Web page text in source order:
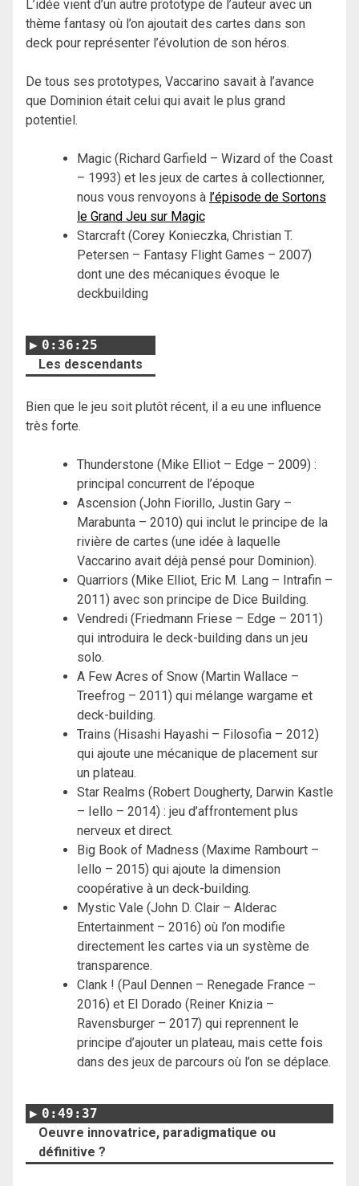
L’idée vient d’un autre prototype de l’auteur avec un
thème fantasy où l’on ajoutait des cartes dans son
deck pour représenter l’évolution de son héros.
De tous ses prototypes, Vaccarino savait à l’avance
que Dominion était celui qui avait le plus grand
potentiel.
Magic (Richard Garfield – Wizard of the Coast
– 1993) et les jeux de cartes à collectionner,
nous vous renvoyons à l’épisode de Sortons
le Grand Jeu sur Magic
Starcraft (Corey Konieczka, Christian T.
Petersen – Fantasy Flight Games – 2007)
dont une des mécaniques évoque le
deckbuilding
0:36:25
Les descendants
Bien que le jeu soit plutôt récent, il a eu une influence
très forte.
Thunderstone (Mike Elliot – Edge – 2009) :
principal concurrent de l’époque
Ascension (John Fiorillo, Justin Gary –
Marabunta – 2010) qui inclut le principe de la
rivière de cartes (une idée à laquelle
Vaccarino avait déjà pensé pour Dominion).
Quarriors (Mike Elliot, Eric M. Lang – Intrafin –
2011) avec son principe de Dice Building.
Vendredi (Friedmann Friese – Edge – 2011)
qui introduira le deck-building dans un jeu
solo.
A Few Acres of Snow (Martin Wallace –
Treefrog – 2011) qui mélange wargame et
deck-building.
Trains (Hisashi Hayashi – Filosofia – 2012)
qui ajoute une mécanique de placement sur
un plateau.
Star Realms (Robert Dougherty, Darwin Kastle
– Iello – 2014) : jeu d’affrontement plus
nerveux et direct.
Big Book of Madness (Maxime Rambourt –
Iello – 2015) qui ajoute la dimension
coopérative à un deck-building.
Mystic Vale (John D. Clair – Alderac
Entertainment – 2016) où l’on modifie
directement les cartes via un système de
transparence.
Clank ! (Paul Dennen – Renegade France –
2016) et El Dorado (Reiner Knizia –
Ravensburger – 2017) qui reprennent le
principe d’ajouter un plateau, mais cette fois
dans des jeux de parcours où l’on se déplace.
0:49:37
Oeuvre innovatrice, paradigmatique ou
définitive ?